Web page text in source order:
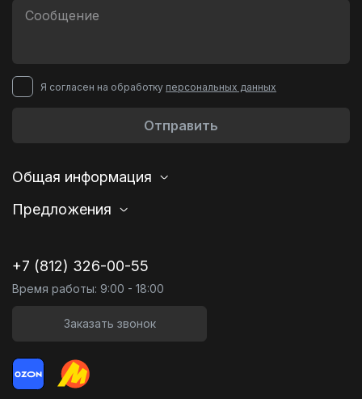
Я согласен на обработку персональных данных
Отправить
Общая информация
Предложения
+7 (812) 326-00-55
Время работы: 9:00 - 18:00
Заказать звонок